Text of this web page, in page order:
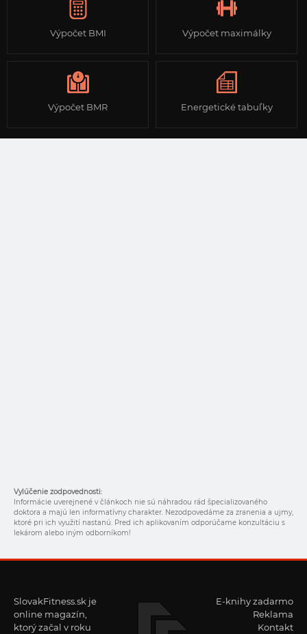
Výpočet BMI Výpočet maximálky
Výpočet BMR Energetické tabuľky
Vylúčenie zodpovednosti:
Informácie uverejnené v článkoch nie sú náhradou rád špecializovaného
doktora a majú len informatívny charakter. Nezodpovedáme za zranenia a ujmy,
ktoré pri ich využití nastanú. Pred ich aplikovaním odporúčame konzultáciu s
lekárom alebo iným odborníkom!
SlovakFitness.sk je
online magazín,
ktorý začal v roku
E-knihy zadarmo
Reklama
Kontakt